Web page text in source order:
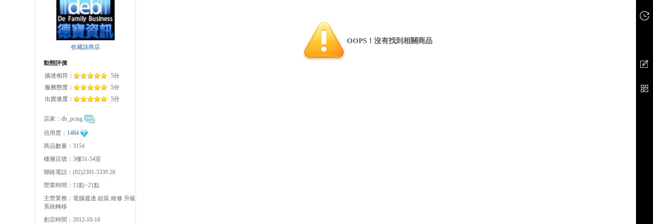
收藏該商店
動態評價
描述相符：
5分
服務態度：
5分
出貨速度：
5分
店家： db_pcing
信用度： 1484
商品數量：3154
樓層店號：3樓51-54室
聯絡電話：(02)2391-5339 28
營業時間：11點~21點
主營業務：電腦週邊 組裝 維修 升級
系統轉移
創店時間：2012-10-18
OOPS！沒有找到相關商品